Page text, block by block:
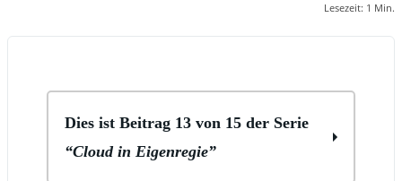
Lesezeit: 1 Min.
Dies ist Beitrag 13 von 15 der Serie
“Cloud in Eigenregie”